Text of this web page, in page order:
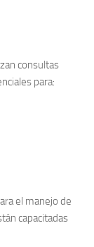
consultas
para:
el manejo de
capacitadas